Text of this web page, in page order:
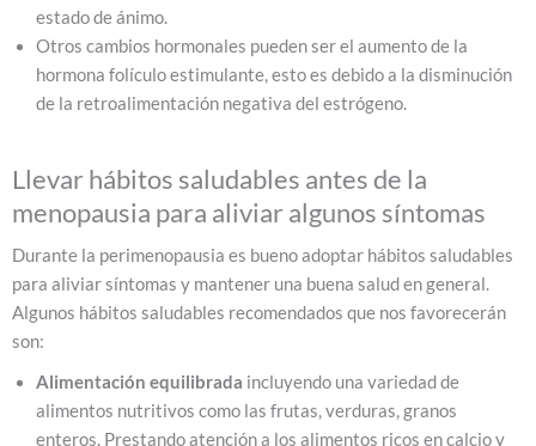
estado de ánimo.
Otros cambios hormonales pueden ser el aumento de la
hormona folículo estimulante, esto es debido a la disminución
de la retroalimentación negativa del estrógeno.
Llevar hábitos saludables antes de la
menopausia para aliviar algunos síntomas
Durante la perimenopausia es bueno adoptar hábitos saludables
para aliviar síntomas y mantener una buena salud en general.
Algunos hábitos saludables recomendados que nos favorecerán
son:
Alimentación equilibrada incluyendo una variedad de
alimentos nutritivos como las frutas, verduras, granos
enteros. Prestando atención a los alimentos ricos en calcio y